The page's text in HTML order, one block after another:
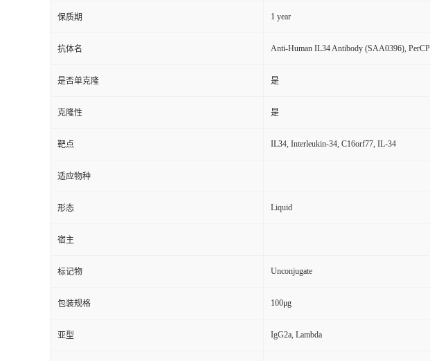
保质期 1 year
抗体名 Anti-Human IL34 Antibody (SAA0396), PerCP
是否单克隆 是
克隆性 是
靶点 IL34, Interleukin-34, C16orf77, IL-34
适应物种
形态 Liquid
宿主
标记物 Unconjugate
包装规格 100μg
亚型 IgG2a, Lambda